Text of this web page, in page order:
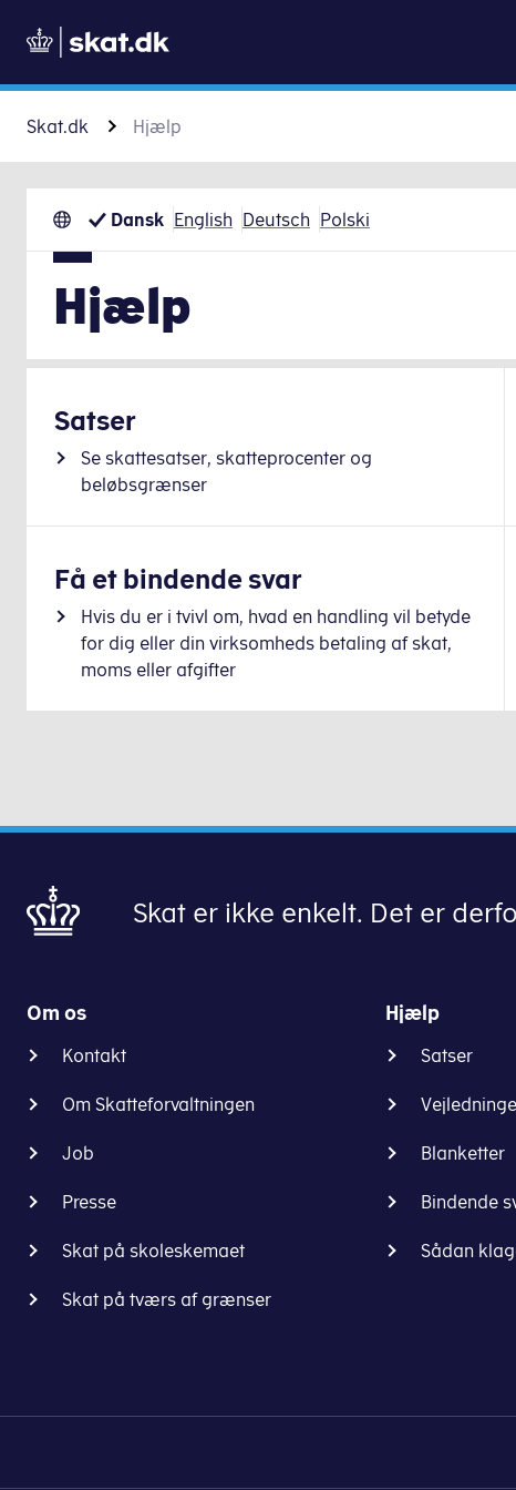
Skat.dk Hjælp
Dansk English Deutsch Polski
Hjælp
Satser
Se skattesatser, skatteprocenter og
beløbsgrænser
Få et bindende svar
Hvis du er i tvivl om, hvad en handling vil betyde
for dig eller din virksomheds betaling af skat,
moms eller afgifter
Skat er ikke enkelt. Det er
Om os
Kontakt
Om Skatteforvaltningen
Job
Presse
Skat på skoleskemaet
Skat på tværs af grænser
Hjælp
Satser
Blanketter
Bindende
Sådan